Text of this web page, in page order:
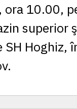
10.00,
superior
Hoghiz,